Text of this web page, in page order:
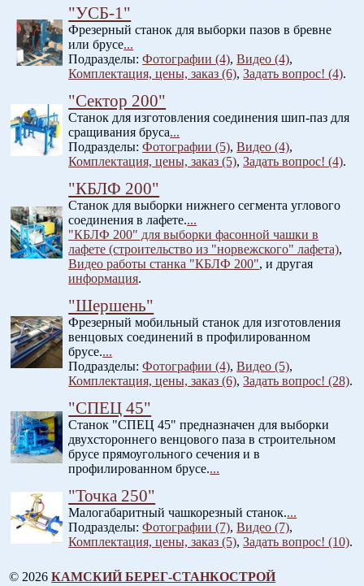
"УСБ-1"
Фрезерный станок для выборки пазов в бревне
или брусе...
Подразделы:Фотографии (4),Видео (4),
Комплектация, цены, заказ (6),Задать вопрос! (4).
"Сектор 200"
Станок для изготовления соединения шип-паз для
сращивания бруса...
Подразделы:Фотографии (5),Видео (4),
Комплектация, цены, заказ (5),Задать вопрос! (4).
"КБЛФ 200"
Станок для выборки нижнего сегмента углового
соединения в лафете....
"КБЛФ 200" для выборки фасонной чашки в
лафете (строительство из "норвежского" лафета),
Видео работы станка "КБЛФ 200", и другая
информация.
"Шершень"
Фрезерный мобильный станок для изготовления
венцовых соединений в профилированном
брусе....
Подразделы:Фотографии (4),Видео (5),
Комплектация, цены, заказ (6),Задать вопрос! (28).
"СПЕЦ 45"
Станок "СПЕЦ 45" предназначен для выборки
двухстороннего венцового паза в строительном
брусе прямоугольного сечения и в
профилированном брусе....
"Точка 250"
Малогабаритный чашкорезный станок....
Подразделы:Фотографии (7),Видео (7),
Комплектация, цены, заказ (5),Задать вопрос! (10).
© 2026КАМСКИЙ БЕРЕГ-СТАНКОСТРОЙ